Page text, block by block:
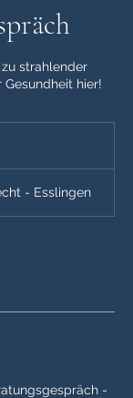
zu strahlender
hier!
- Esslingen
-